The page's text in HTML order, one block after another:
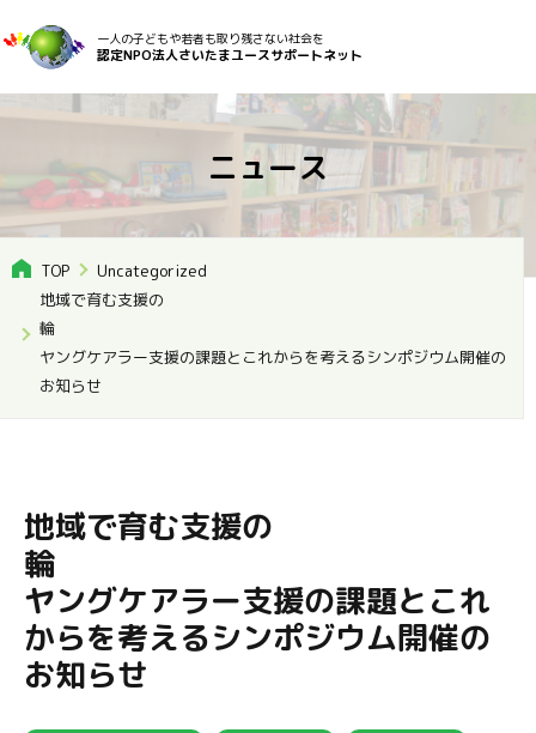
一人の子どもや若者も取り残さない社会を
認定NPO法人さいたまユースサポートネット
ニュース
TOP
Uncategorized
地域で育む支援の
輪
ヤングケアラー支援の課題とこれからを考えるシンポジウム開催の
お知らせ
地域で育む支援の
ヤングケアラー支援の課題とこれ
からを考えるシンポジウム開催の
お知らせ